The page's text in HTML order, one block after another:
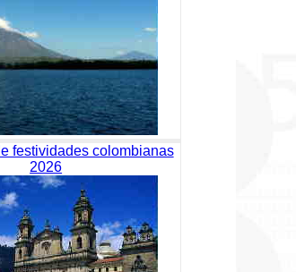
festividades colombianas
2026